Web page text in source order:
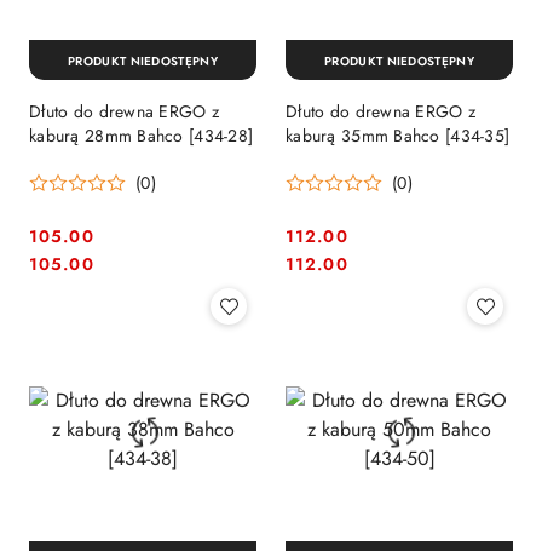
Dłuto do drewna ERGO z
kaburą 28mm Bahco [434-28]
(0)
Cena:
105.00
Cena:
105.00
PRODUKT NIEDOSTĘPNY
Dłuto do drewna ERGO z
kaburą 35mm Bahco [434-35]
(0)
Cena:
112.00
Cena:
112.00
PRODUKT NIEDOSTĘPNY